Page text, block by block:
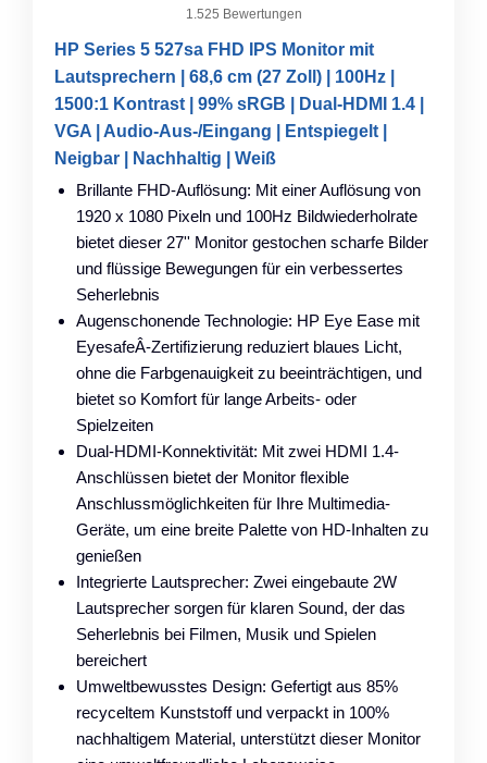
1.525 Bewertungen
HP Series 5 527sa FHD IPS Monitor mit
Lautsprechern | 68,6 cm (27 Zoll) | 100Hz |
1500:1 Kontrast | 99% sRGB | Dual-HDMI 1.4 |
VGA | Audio-Aus-/Eingang | Entspiegelt |
Neigbar | Nachhaltig | Weiß
Brillante FHD-Auflösung: Mit einer Auflösung von
1920 x 1080 Pixeln und 100Hz Bildwiederholrate
bietet dieser 27'' Monitor gestochen scharfe Bilder
und flüssige Bewegungen für ein verbessertes
Seherlebnis
Augenschonende Technologie: HP Eye Ease mit
EyesafeÂ-Zertifizierung reduziert blaues Licht,
ohne die Farbgenauigkeit zu beeinträchtigen, und
bietet so Komfort für lange Arbeits- oder
Spielzeiten
Dual-HDMI-Konnektivität: Mit zwei HDMI 1.4-
Anschlüssen bietet der Monitor flexible
Anschlussmöglichkeiten für Ihre Multimedia-
Geräte, um eine breite Palette von HD-Inhalten zu
genießen
Integrierte Lautsprecher: Zwei eingebaute 2W
Lautsprecher sorgen für klaren Sound, der das
Seherlebnis bei Filmen, Musik und Spielen
bereichert
Umweltbewusstes Design: Gefertigt aus 85%
recyceltem Kunststoff und verpackt in 100%
nachhaltigem Material, unterstützt dieser Monitor